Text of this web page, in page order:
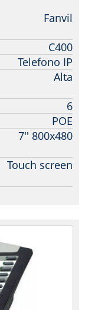
Fanvil
C400
Telefono IP
Alta
6
POE
7'' 800x480
Touch screen